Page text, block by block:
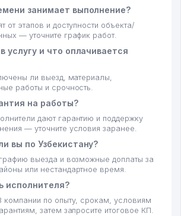
занимает выполнение?
от этапов и доступности объекта/
— уточните график работ.
услугу и что оплачивается
ли выезд, материалы,
работы и срочность.
на работы?
дают гарантию и поддержку
— уточните условия заранее.
вы по Узбекистану?
выезда и возможные доплаты за
или нестандартное время.
исполнителя?
компании по опыту, срокам, условиям
затем запросите итоговое КП.